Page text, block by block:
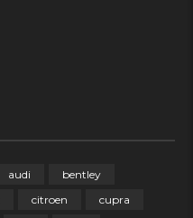
audi
bentley
citroen cupra